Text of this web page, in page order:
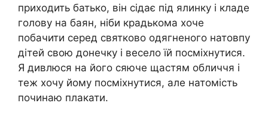
приходить батько, він сідає під ялинку і кладе
голову на баян, ніби крадькома хоче
побачити серед святково одягненого натовпу
дітей свою донечку і весело їй посміхнутися.
Я дивлюся на його сяюче щастям обличчя і
теж хочу йому посміхнутися, але натомість
починаю плакати.